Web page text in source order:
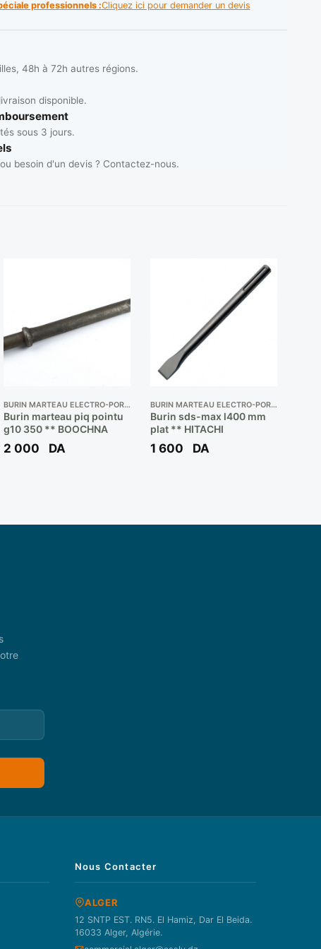
professionnels :Cliquez ici pour demander un devis
48h à 72h autres régions.
disponible.
sous 3 jours.
besoin d'un devis ? Contactez-nous.
BURIN MARTEAU ELECTRO-PORTATIF
Burin marteau piq pointu
g10 350 ** BOOCHNA
2 000 DA
BURIN MARTEAU ELECTRO-PORTATIF
Burin sds-max l400 mm
plat ** HITACHI
1 600 DA
Nous Contacter
ALGER
12 SNTP EST. RN5. El Hamiz, Dar El Beida.
16033 Alger, Algérie.